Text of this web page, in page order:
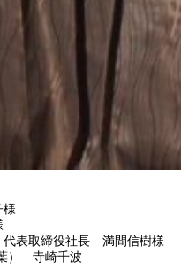
表取締役社長 満間信樹様
） 寺崎千波